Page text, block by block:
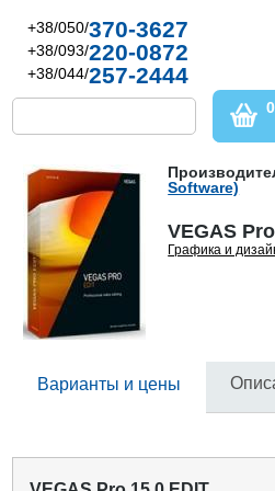
+38/050/370-3627
+38/093/220-0872
+38/044/257-2444
Software)
VEGAS
Графика и
Варианты и цены